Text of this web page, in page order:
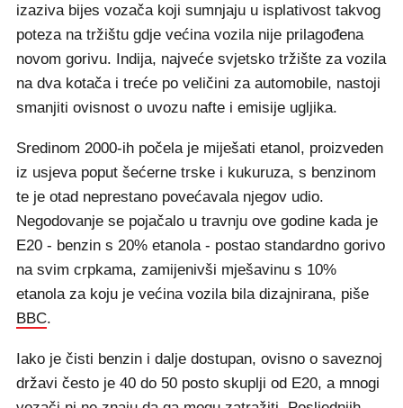
izaziva bijes vozača koji sumnjaju u isplativost takvog
poteza na tržištu gdje većina vozila nije prilagođena
novom gorivu. Indija, najveće svjetsko tržište za vozila
na dva kotača i treće po veličini za automobile, nastoji
smanjiti ovisnost o uvozu nafte i emisije ugljika.
Sredinom 2000-ih počela je miješati etanol, proizveden
iz usjeva poput šećerne trske i kukuruza, s benzinom
te je otad neprestano povećavala njegov udio.
Negodovanje se pojačalo u travnju ove godine kada je
E20 - benzin s 20% etanola - postao standardno gorivo
na svim crpkama, zamijenivši mješavinu s 10%
etanola za koju je većina vozila bila dizajnirana, piše
BBC.
Iako je čisti benzin i dalje dostupan, ovisno o saveznoj
državi često je 40 do 50 posto skuplji od E20, a mnogi